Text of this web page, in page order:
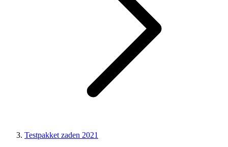
Testpakket zaden 2021